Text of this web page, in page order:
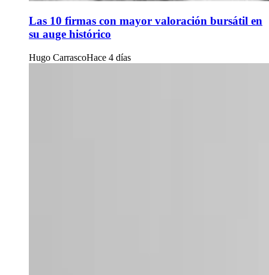
Las 10 firmas con mayor valoración bursátil en
su auge histórico
Hugo CarrascoHace 4 días